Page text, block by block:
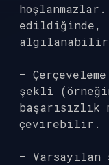
edildiğinde,
–
şekli (örneğin
çevirebilir.
– Varsayılan